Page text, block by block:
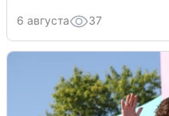
6 августа 37